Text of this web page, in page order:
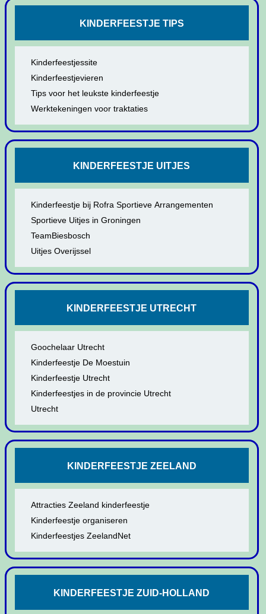
KINDERFEESTJE TIPS
Kinderfeestjessite
Kinderfeestjevieren
Tips voor het leukste kinderfeestje
Werktekeningen voor traktaties
KINDERFEESTJE UITJES
Kinderfeestje bij Rofra Sportieve Arrangementen
Sportieve Uitjes in Groningen
TeamBiesbosch
Uitjes Overijssel
KINDERFEESTJE UTRECHT
Goochelaar Utrecht
Kinderfeestje De Moestuin
Kinderfeestje Utrecht
Kinderfeestjes in de provincie Utrecht
Utrecht
KINDERFEESTJE ZEELAND
Attracties Zeeland kinderfeestje
Kinderfeestje organiseren
Kinderfeestjes ZeelandNet
KINDERFEESTJE ZUID-HOLLAND